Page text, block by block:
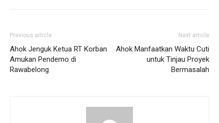
Previous article
Ahok Jenguk Ketua RT Korban
Amukan Pendemo di
Rawabelong
Next article
Ahok Manfaatkan Waktu Cuti
untuk Tinjau Proyek
Bermasalah